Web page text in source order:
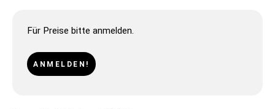
Für Preise bitte anmelden.
ANMELDEN!